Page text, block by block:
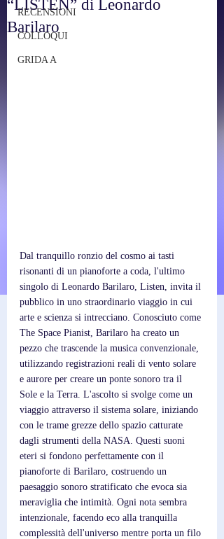
RECENSIONI
COLLOQUI
GRIDA A
“LISTEN” di Leonardo
Barilaro
Dal tranquillo ronzio del cosmo ai tasti
risonanti di un pianoforte a coda, l'ultimo
singolo di Leonardo Barilaro, Listen, invita il
pubblico in uno straordinario viaggio in cui
arte e scienza si intrecciano. Conosciuto come
The Space Pianist, Barilaro ha creato un
pezzo che trascende la musica convenzionale,
utilizzando registrazioni reali di vento solare
e aurore per creare un ponte sonoro tra il
Sole e la Terra. L'ascolto si svolge come un
viaggio attraverso il sistema solare, iniziando
con le trame grezze dello spazio catturate
dagli strumenti della NASA. Questi suoni
eteri si fondono perfettamente con il
pianoforte di Barilaro, costruendo un
paesaggio sonoro stratificato che evoca sia
meraviglia che intimità. Ogni nota sembra
intenzionale, facendo eco alla tranquilla
complessità dell'universo mentre porta un filo